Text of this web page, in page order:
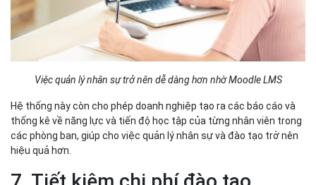
Việc quản lý nhân sự trở nên dễ dàng hơn nhờ Moodle LMS
Hệ thống này còn cho phép doanh nghiệp tạo ra các báo cáo và
thống kê về năng lực và tiến độ học tập của từng nhân viên trong
các phòng ban, giúp cho việc quản lý nhân sự và đào tạo trở nên
hiệu quả hơn.